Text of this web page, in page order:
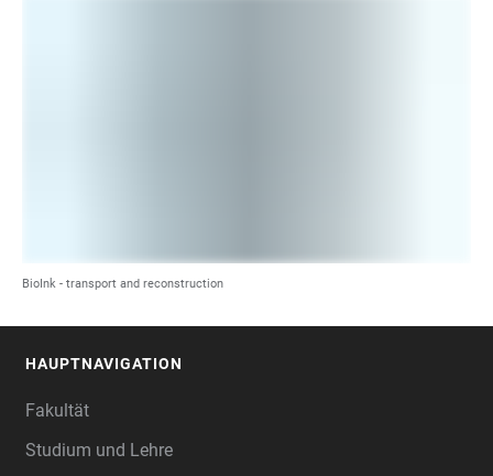
BioInk - transport and reconstruction
HAUPTNAVIGATION
Fakultät
Studium und Lehre